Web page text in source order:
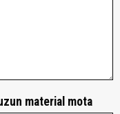
material mota